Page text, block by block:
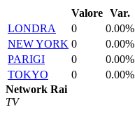
Valore Var.
LONDRA
0
0.00%
NEW YORK 0
0.00%
PARIGI
0
0.00%
TOKYO
0
0.00%
Network Rai
TV